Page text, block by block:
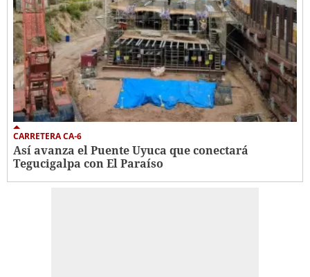
CARRETERA CA-6
Así avanza el Puente Uyuca que conectará
Tegucigalpa con El Paraíso